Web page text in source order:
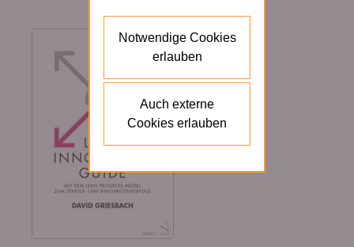
Notwendige Cookies
erlauben
Auch externe
Cookies erlauben